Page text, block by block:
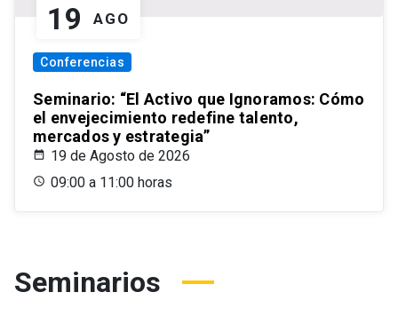
19 AGO
Conferencias
Seminario: “El Activo que Ignoramos: Cómo
el envejecimiento redefine talento,
mercados y estrategia”
19 de Agosto de 2026
09:00 a 11:00 horas
Seminarios